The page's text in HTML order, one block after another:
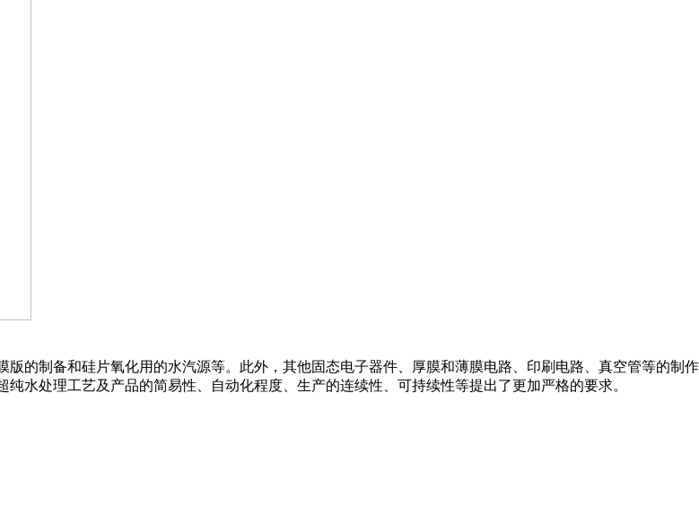
的制备和硅片氧化用的水汽源等。此外，其他固态电子器件、厚膜和薄膜电路、印刷电路、真空管等的制作
水处理工艺及产品的简易性、自动化程度、生产的连续性、可持续性等提出了更加严格的要求。